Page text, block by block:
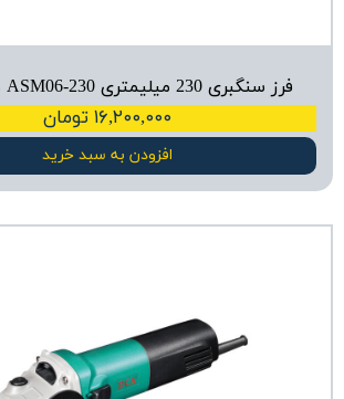
فرز سنگبری 230 میلیمتری ASM06-230 دی سی ای
۱۶,۲۰۰,۰۰۰ تومان
افزودن به سبد خرید